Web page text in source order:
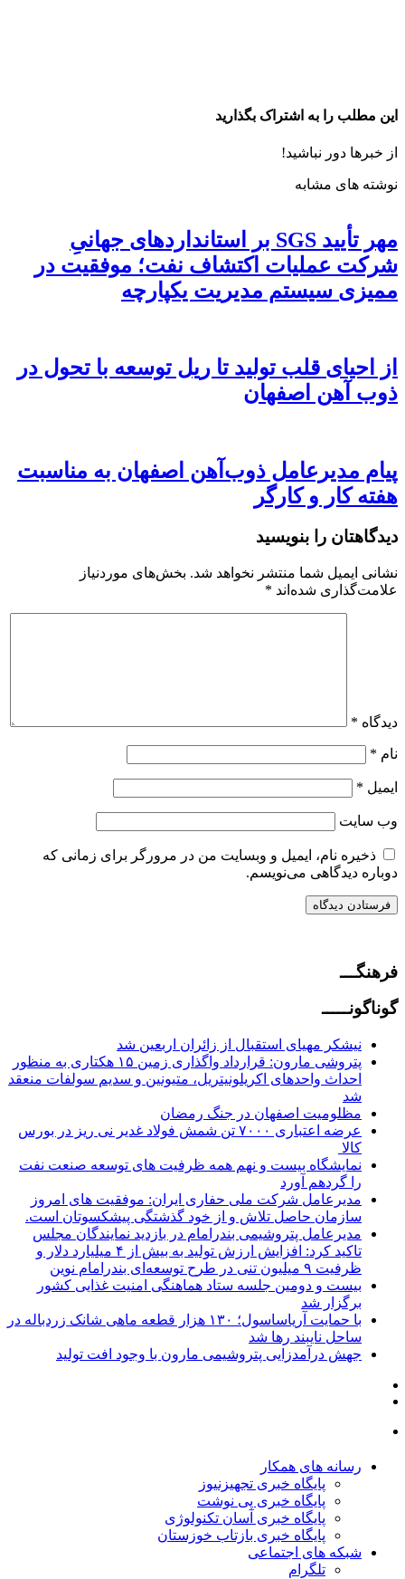
این مطلب را به اشتراک بگذارید
از خبرها دور نباشید!
نوشته های مشابه
مهر تأیید SGS بر استانداردهای جهانیِ
شرکت عملیات اکتشاف نفت؛ موفقیت در
ممیزی سیستم مدیریت یکپارچه
از احیای قلب تولید تا ریل توسعه با تحول در
ذوب آهن اصفهان
پیام مدیرعامل ذوب‌آهن اصفهان به مناسبت
هفته کار و کارگر
دیدگاهتان را بنویسید
نشانی ایمیل شما منتشر نخواهد شد. بخش‌های موردنیاز
علامت‌گذاری شده‌اند *
دیدگاه *
نام *
ایمیل *
وب‌ سایت
ذخیره نام، ایمیل و وبسایت من در مرورگر برای زمانی که
دوباره دیدگاهی می‌نویسم.
فرهنگـــ
گوناگونـــــ
نیشکر مهیای استقبال از زائران اربعین شد
پتروشی مارون: قرارداد واگذاری زمین ۱۵ هکتاری به منظور
احداث واحدهای اکریلونیتریل، متیونین و سدیم سولفات منعقد
شد
مظلومیت اصفهان در جنگ رمضان
عرضه اعتباری ۷۰۰۰ تن شمش فولاد غدیر نی ریز در بورس
کالا
نمایشگاه بیست و نهم همه ظرفیت های توسعه صنعت نفت
را گردهم آورد
مدیرعامل شرکت ملی حفاری ایران: موفقیت های امروز
سازمان حاصل تلاش و از خود گذشتگی پیشکسوتان است.
مدیرعامل پتروشیمی بندرامام در بازدید نمایندگان مجلس
تاکید کرد: افزایش ارزش تولید به بیش از ۴ میلیارد دلار و
ظرفیت ۹ میلیون تنی در طرح توسعه‌ای بندرامام نوین
بیست و دومین جلسه ستاد هماهنگی امنیت غذایی کشور
برگزار شد
با حمایت آریاساسول؛ ۱۳۰ هزار قطعه ماهی شانک زردباله در
ساحل نایبند رها شد
جهش درآمدزایی پتروشیمی مارون با وجود افت تولید
رسانه های همکار
پایگاه خبری تجهیزنیوز
پایگاه خبری پی نوشت
پایگاه خبری آسان تکنولوژی
پایگاه خبری بازتاب خوزستان
شبکه های اجتماعی
تلگرام